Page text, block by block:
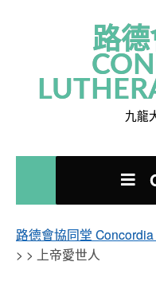
路
九龍
路德會協同堂
> > 上帝愛世人